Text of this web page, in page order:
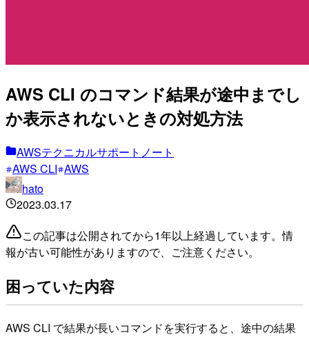
AWS CLI のコマンド結果が途中までし
か表示されないときの対処方法
AWSテクニカルサポートノート
AWS CLI AWS
hato
2023.03.17
この記事は公開されてから1年以上経過しています。情
報が古い可能性がありますので、ご注意ください。
困っていた内容
AWS CLI で結果が長いコマンドを実行すると、途中の結果